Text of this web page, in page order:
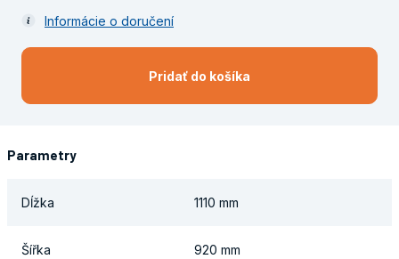
Informácie o doručení
Pridať do košíka
Parametry
Dĺžka 1110 mm
Šířka 920 mm